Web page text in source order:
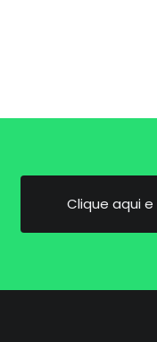
Clique aquie